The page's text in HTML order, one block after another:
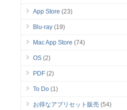
App Store (23)
Blu-ray (19)
Mac App Store (74)
OS (2)
PDF (2)
To Do (1)
お得なアプリセット販売 (54)